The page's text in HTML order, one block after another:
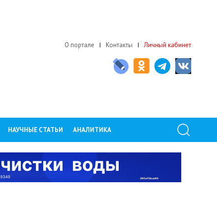
О портале Контакты Личный кабинет
НАУЧНЫЕ СТАТЬИ АНАЛИТИКА